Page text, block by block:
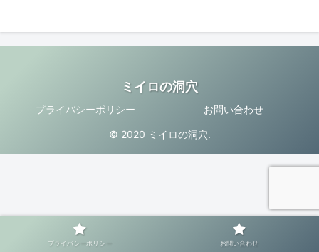
ミイロの洞穴
プライバシーポリシー お問い合わせ
© 2020 ミイロの洞穴.
プライバシーポリシー お問い合わせ